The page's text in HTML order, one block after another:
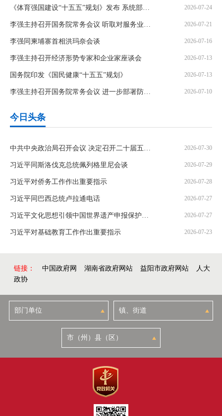
《体育强国建设“十五五”规划》发布 系统部署体育高质量发展 2026-07-24
李强主持召开国务院常务会议 听取对服务业扩能提质和“六张网”规划建设督查情况汇报等 2026-07-21
李强同柬埔寨首相洪玛奈会谈 2026-07-16
李强主持召开经济形势专家和企业家座谈会 2026-07-13
国务院印发《国民健康“十五五”规划》 2026-07-13
李强主持召开国务院常务会议 进一步部署防汛抗洪救灾工作等 2026-07-10
今日头条
中共中央政治局召开会议 决定召开二十届五中全会 分析研究当前经济形势和经济工作 中共中央总书记习近平主持会议 2026-07-30
习近平同斯洛伐克总统佩列格里尼会谈 2026-07-29
习近平对侨务工作作出重要指示 2026-07-28
习近平同巴西总统卢拉通电话 2026-07-27
习近平文化思想引领中国世界遗产申报保护工作壮阔实践 2026-07-27
习近平对基础教育工作作出重要指示 2026-07-23
链接： 中国政府网 湖南省政府网站 益阳市政府网站
人大
政协